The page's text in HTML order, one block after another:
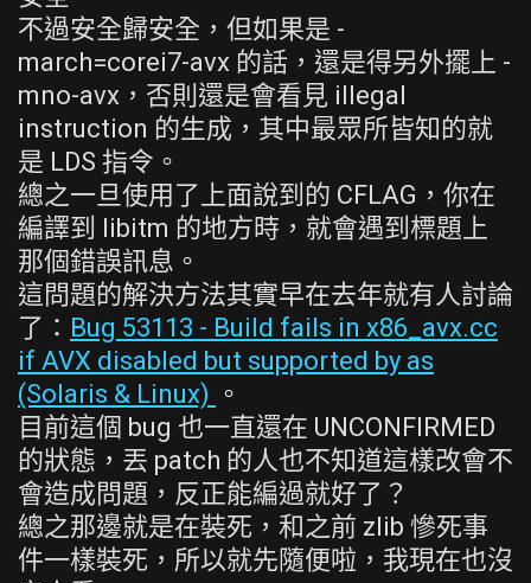
不過安全歸安全，但如果是 -
march=corei7-avx 的話，還是得另外擺上 -
mno-avx，否則還是會看見 illegal
instruction 的生成，其中最眾所皆知的就
是 LDS 指令。
總之一旦使用了上面說到的 CFLAG，你在
編譯到 libitm 的地方時，就會遇到標題上
那個錯誤訊息。
這問題的解決方法其實早在去年就有人討論
了： Bug 53113 - Build fails in x86_avx.cc
if AVX disabled but supported by as
(Solaris & Linux) 。
目前這個 bug 也一直還在 UNCONFIRMED
的狀態，丟 patch 的人也不知道這樣改會不
會造成問題，反正能編過就好了？
總之那邊就是在裝死，和之前 zlib 慘死事
件一樣裝死，所以就先隨便啦，我現在也沒